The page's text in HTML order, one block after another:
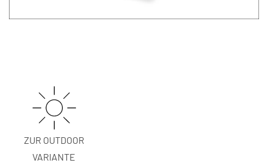
ZUR OUTDOOR
VARIANTE